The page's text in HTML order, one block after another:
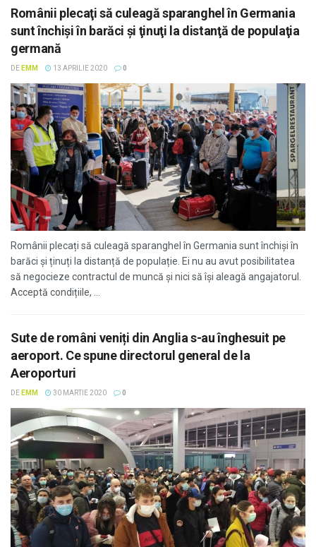
Românii plecaţi să culeagă sparanghel în Germania
sunt închiși în barăci și ţinuţi la distanţă de populaţia
germană
DE EMM 13 APRILIE 2020 0
Românii plecați să culeagă sparanghel în Germania sunt închiși în
barăci și ținuți la distanță de populație. Ei nu au avut posibilitatea
să negocieze contractul de muncă și nici să își aleagă angajatorul.
Acceptă condițiile, ...
Sute de români veniți din Anglia s-au înghesuit pe
aeroport. Ce spune directorul general de la
Aeroporturi
DE EMM 30 MARTIE 2020 0